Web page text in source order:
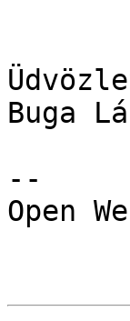
Buga
--
Open